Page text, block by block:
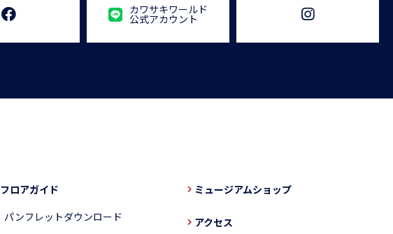
カワサキワールド
公式アカウント
フロアガイド
パンフレットダウンロード
ミュージアムショップ
アクセス